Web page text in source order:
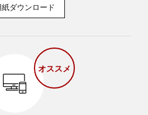
ダウンロード
オススメ